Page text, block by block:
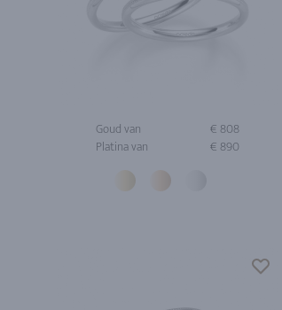
Goud van
€ 808
Platina van
€ 890